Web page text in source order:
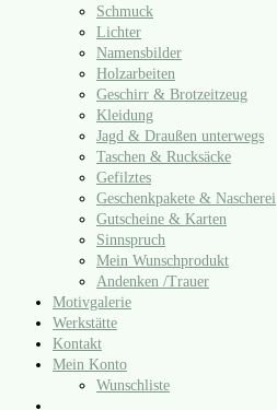
Schmuck
Lichter
Namensbilder
Holzarbeiten
Geschirr & Brotzeitzeug
Kleidung
Jagd & Draußen unterwegs
Taschen & Rucksäcke
Gefilztes
Geschenkpakete & Nascherei
Gutscheine & Karten
Sinnspruch
Mein Wunschprodukt
Andenken /​Trauer
Motivgalerie
Werkstätte
Kontakt
Mein Konto
Wunschliste